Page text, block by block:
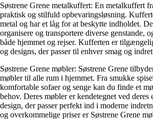
Søstrene Grene metalkuffert: En metalkuffert
praktisk og stilfuld opbevaringsløsning.
metal og har et låg for at beskytte indholdet.
organisere og transportere diverse genstande,
både hjemmet og rejser. Kufferten er
og designs, der passer til enhver smag og
Søstrene Grene møbler: Søstrene Grene
møbler til alle rum i hjemmet. Fra smukke
komfortable sofaer og senge kan du finde et
behov. Deres møbler er kendetegnet ved deres
design, der passer perfekt ind i moderne
og overkommelige priser er Søstrene Grene